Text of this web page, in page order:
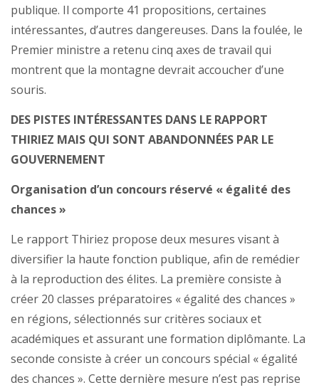
publique. Il comporte 41 propositions, certaines
intéressantes, d’autres dangereuses. Dans la foulée, le
Premier ministre a retenu cinq axes de travail qui
montrent que la montagne devrait accoucher d’une
souris.
DES PISTES INTÉRESSANTES DANS LE RAPPORT
THIRIEZ MAIS QUI SONT ABANDONNÉES PAR LE
GOUVERNEMENT
Organisation d’un concours réservé « égalité des
chances »
Le rapport Thiriez propose deux mesures visant à
diversifier la haute fonction publique, afin de remédier
à la reproduction des élites. La première consiste à
créer 20 classes préparatoires « égalité des chances »
en régions, sélectionnés sur critères sociaux et
académiques et assurant une formation diplômante. La
seconde consiste à créer un concours spécial « égalité
des chances ». Cette dernière mesure n’est pas reprise